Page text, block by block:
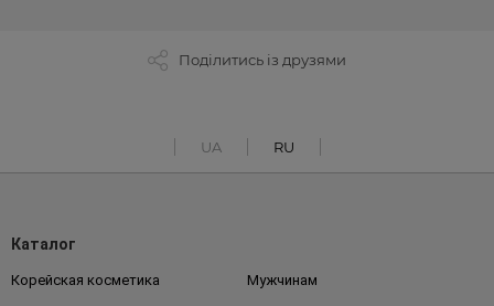
Поділитись із друзями
UA RU
Каталог
Корейская косметика Мужчинам